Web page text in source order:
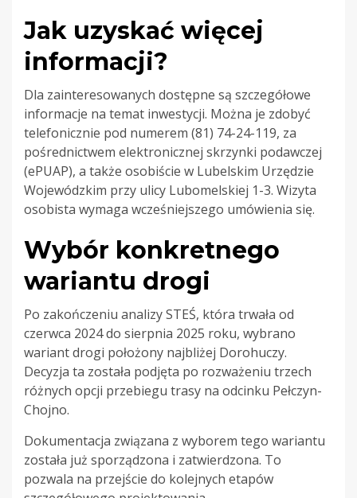
Jak uzyskać więcej
informacji?
Dla zainteresowanych dostępne są szczegółowe
informacje na temat inwestycji. Można je zdobyć
telefonicznie pod numerem (81) 74-24-119, za
pośrednictwem elektronicznej skrzynki podawczej
(ePUAP), a także osobiście w Lubelskim Urzędzie
Wojewódzkim przy ulicy Lubomelskiej 1-3. Wizyta
osobista wymaga wcześniejszego umówienia się.
Wybór konkretnego
wariantu drogi
Po zakończeniu analizy STEŚ, która trwała od
czerwca 2024 do sierpnia 2025 roku, wybrano
wariant drogi położony najbliżej Dorohuczy.
Decyzja ta została podjęta po rozważeniu trzech
różnych opcji przebiegu trasy na odcinku Pełczyn-
Chojno.
Dokumentacja związana z wyborem tego wariantu
została już sporządzona i zatwierdzona. To
pozwala na przejście do kolejnych etapów